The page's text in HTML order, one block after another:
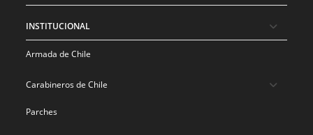
INSTITUCIONAL
Armada de Chile
Carabineros de Chile
Parches